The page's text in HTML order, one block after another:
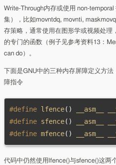
Write-Through内存或使用 non-
集），比如movntdq, movnti,
存策略，通常使用在图形学或视频处理
的专门的函数（例子见参考资料13：
can do）。
下面是GNU中的三种内存屏障定义方
障指令
#define lfence() __asm__
#define sfence() __asm__
#define mfence() __asm__
代码中仍然使用lfence()与sfence()这两